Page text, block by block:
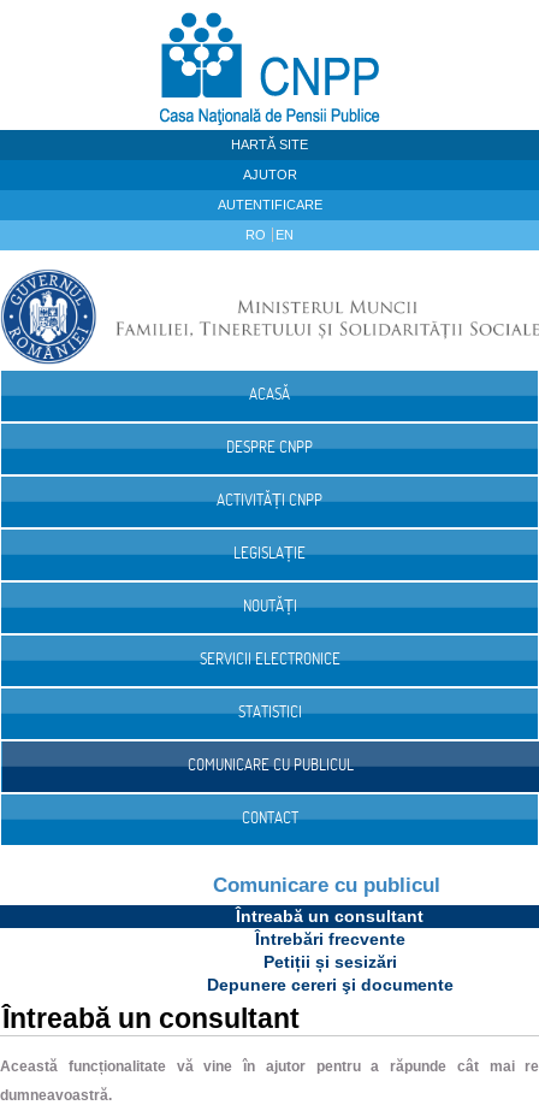
HARTĂ SITE
AJUTOR
AUTENTIFICARE
RO EN
ACASĂ
DESPRE CNPP
ACTIVITĂȚI CNPP
LEGISLAȚIE
NOUTĂȚI
SERVICII ELECTRONICE
STATISTICI
COMUNICARE CU PUBLICUL
CONTACT
Comunicare cu publicul
Întreabă un consultant
Întrebări frecvente
Petiții și sesizări
Depunere cereri şi documente
Întreabă un consultant
Această funcționalitate vă vine în ajutor pentru a răpunde cât mai
dumneavoastră.